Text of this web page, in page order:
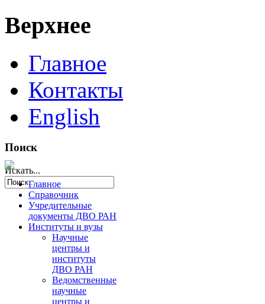
Верхнее
Главное
Контакты
English
Поиск
Искать...
Главное
Справочник
Учредительные
документы ДВО РАН
Институты и вузы
Научные
центры и
институты
ДВО РАН
Ведомственные
научные
центры и